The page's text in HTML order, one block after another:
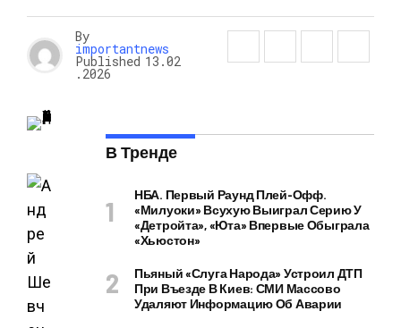
By
importantnews
Published 13.02
.2026
В Тренде
НБА. Первый Раунд Плей-Офф.
«Милуоки» Всухую Выиграл Серию У
«Детройта», «Юта» Впервые Обыграла
«Хьюстон»
Пьяный «слуга Народа» Устроил ДТП
При Въезде В Киев: СМИ Массово
Удаляют Информацию Об Аварии